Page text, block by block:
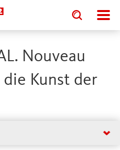
Toggle
search
input
Toggle
search
input
Nouveau
die Kunst der